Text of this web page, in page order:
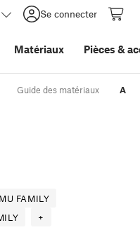
Se connecter
Matériaux Pièces &
Guide des matériaux ABS
FAMILY
+